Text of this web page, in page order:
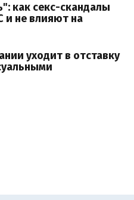
как секс-скандалы
и не влияют на
уходит в отставку